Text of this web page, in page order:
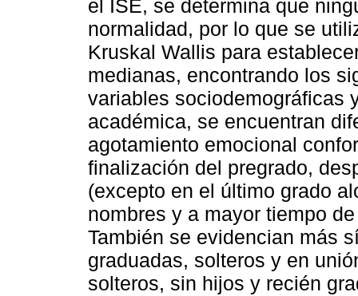
el ISE, se determina que
normalidad, por lo que se
Kruskal Wallis para
medianas, encontrando los
variables sociodemográficas
académica, se encuentran
agotamiento emocional
finalización del pregrado,
(excepto en el último grado
nombres y a mayor tiempo
También se evidencian más
graduadas, solteros y en
solteros, sin hijos y recién